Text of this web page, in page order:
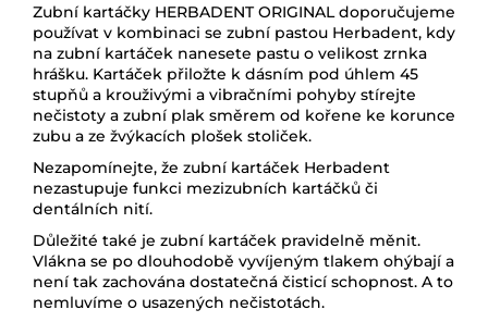
Zubní kartáčky HERBADENT ORIGINAL doporučujeme
používat v kombinaci se zubní pastou Herbadent, kdy
na zubní kartáček nanesete pastu o velikost zrnka
hrášku. Kartáček přiložte k dásním pod úhlem 45
stupňů a krouživými a vibračními pohyby stírejte
nečistoty a zubní plak směrem od kořene ke korunce
zubu a ze žvýkacích plošek stoliček.
Nezapomínejte, že zubní kartáček Herbadent
nezastupuje funkci mezizubních kartáčků či
dentálních nití.
Důležité také je zubní kartáček pravidelně měnit.
Vlákna se po dlouhodobě vyvíjeným tlakem ohýbají a
není tak zachována dostatečná čisticí schopnost. A to
nemluvíme o usazených nečistotách.